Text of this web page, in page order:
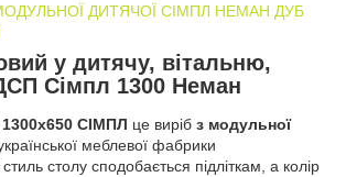
ДИТЯЧОЇ СІМПЛ НЕМАН ДУБ
у дитячу, вітальню,
Сімпл 1300 Неман
СІМПЛ це виріб з модульної
меблевої фабрики
столу сподобається підліткам, а колір